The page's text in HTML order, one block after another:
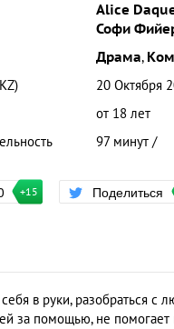
Alice
Софи
Драма,
20 Октября
от 18 лет
97 минут /
+15 Поделиться
в руки, разобраться с
за помощью, не помогает